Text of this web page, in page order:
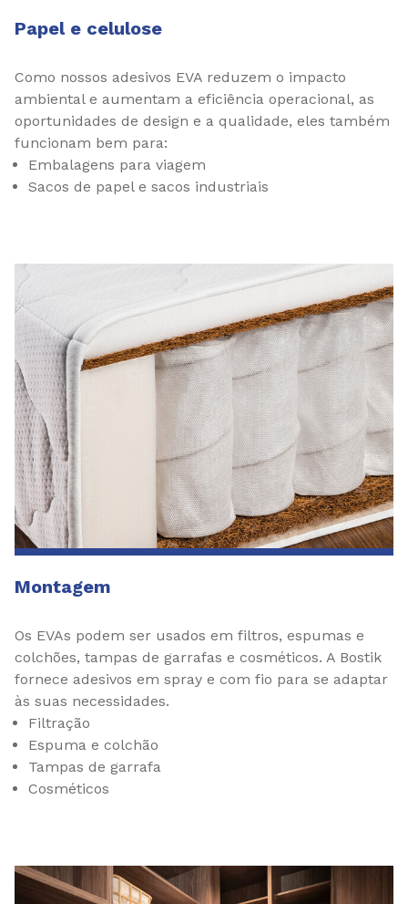
Papel e celulose
Como nossos adesivos EVA reduzem o impacto
ambiental e aumentam a eficiência operacional, as
oportunidades de design e a qualidade, eles também
funcionam bem para:
Embalagens para viagem
Sacos de papel e sacos industriais
Montagem
Os EVAs podem ser usados em filtros, espumas e
colchões, tampas de garrafas e cosméticos. A Bostik
fornece adesivos em spray e com fio para se adaptar
às suas necessidades.
Filtração
Espuma e colchão
Tampas de garrafa
Cosméticos